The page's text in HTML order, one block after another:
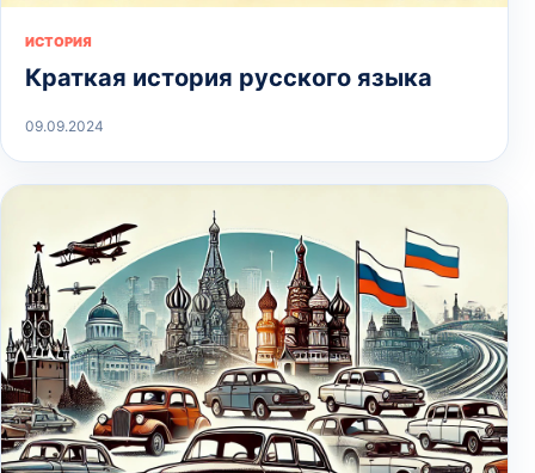
ИСТОРИЯ
Краткая история русского языка
09.09.2024